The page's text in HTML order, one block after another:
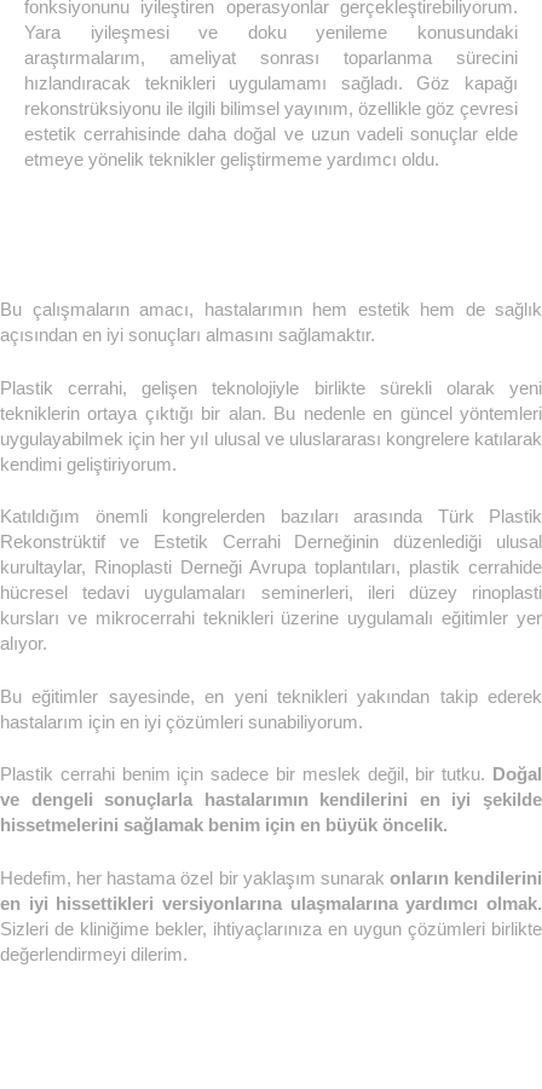
fonksiyonunu iyileştiren operasyonlar gerçekleştirebiliyorum.
Yara iyileşmesi ve doku yenileme konusundaki
araştırmalarım, ameliyat sonrası toparlanma sürecini
hızlandıracak teknikleri uygulamamı sağladı. Göz kapağı
rekonstrüksiyonu ile ilgili bilimsel yayınım, özellikle göz çevresi
estetik cerrahisinde daha doğal ve uzun vadeli sonuçlar elde
etmeye yönelik teknikler geliştirmeme yardımcı oldu.
Bu çalışmaların amacı, hastalarımın hem estetik hem de sağlık
açısından en iyi sonuçları almasını sağlamaktır.
Plastik cerrahi, gelişen teknolojiyle birlikte sürekli olarak yeni
tekniklerin ortaya çıktığı bir alan. Bu nedenle en güncel yöntemleri
uygulayabilmek için her yıl ulusal ve uluslararası kongrelere katılarak
kendimi geliştiriyorum.
Katıldığım önemli kongrelerden bazıları arasında Türk Plastik
Rekonstrüktif ve Estetik Cerrahi Derneğinin düzenlediği ulusal
kurultaylar, Rinoplasti Derneği Avrupa toplantıları, plastik cerrahide
hücresel tedavi uygulamaları seminerleri, ileri düzey rinoplasti
kursları ve mikrocerrahi teknikleri üzerine uygulamalı eğitimler yer
alıyor.
Bu eğitimler sayesinde, en yeni teknikleri yakından takip ederek
hastalarım için en iyi çözümleri sunabiliyorum.
Plastik cerrahi benim için sadece bir meslek değil, bir tutku. Doğal
ve dengeli sonuçlarla hastalarımın kendilerini en iyi şekilde
hissetmelerini sağlamak benim için en büyük öncelik.
Hedefim, her hastama özel bir yaklaşım sunarak onların kendilerini
en iyi hissettikleri versiyonlarına ulaşmalarına yardımcı olmak.
Sizleri de kliniğime bekler, ihtiyaçlarınıza en uygun çözümleri birlikte
değerlendirmeyi dilerim.